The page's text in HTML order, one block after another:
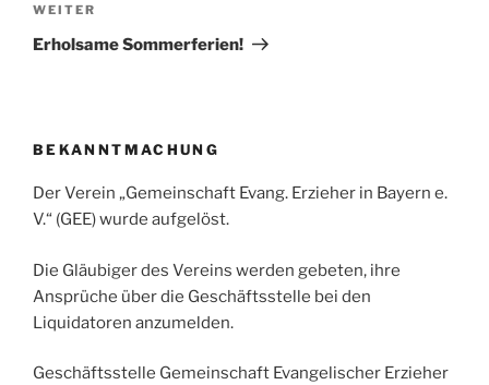
Nächster
Beitrag
WEITER
Erholsame Sommerferien!
BEKANNTMACHUNG
Der Verein „Gemeinschaft Evang. Erzieher in Bayern e.
V.“ (GEE) wurde aufgelöst.
Die Gläubiger des Vereins werden gebeten, ihre
Ansprüche über die Geschäftsstelle bei den
Liquidatoren anzumelden.
Geschäftsstelle Gemeinschaft Evangelischer Erzieher